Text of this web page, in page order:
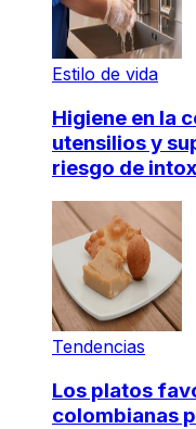
Estilo de vida
Higiene en la
utensilios y
riesgo de
Tendencias
Los platos
colombianas